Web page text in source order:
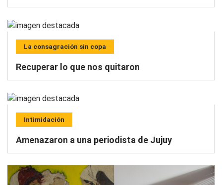
La consagración sin copa
Recuperar lo que nos quitaron
Intimidación
Amenazaron a una periodista de Jujuy